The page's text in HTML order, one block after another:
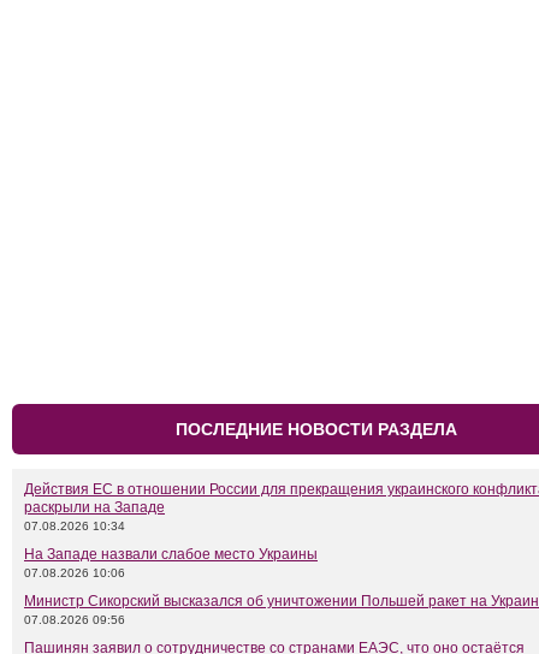
ПОСЛЕДНИЕ НОВОСТИ РАЗДЕЛА
Действия ЕС в отношении России для прекращения украинского
раскрыли на Западе
07.08.2026 10:34
На Западе назвали слабое место Украины
07.08.2026 10:06
Министр Сикорский высказался об уничтожении Польшей ракет на
07.08.2026 09:56
Пашинян заявил о сотрудничестве со странами ЕАЭС, что оно остаётся